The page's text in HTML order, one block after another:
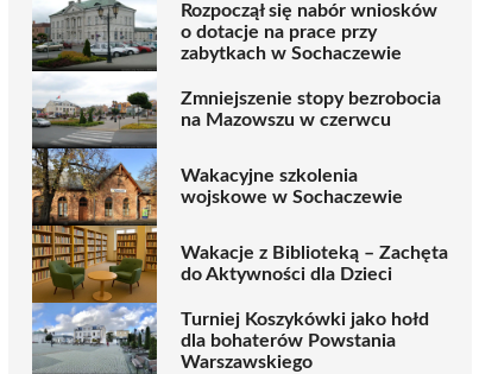
Rozpoczął się nabór wniosków
o dotacje na prace przy
zabytkach w Sochaczewie
Zmniejszenie stopy bezrobocia
na Mazowszu w czerwcu
Wakacyjne szkolenia
wojskowe w Sochaczewie
Wakacje z Biblioteką – Zachęta
do Aktywności dla Dzieci
Turniej Koszykówki jako hołd
dla bohaterów Powstania
Warszawskiego